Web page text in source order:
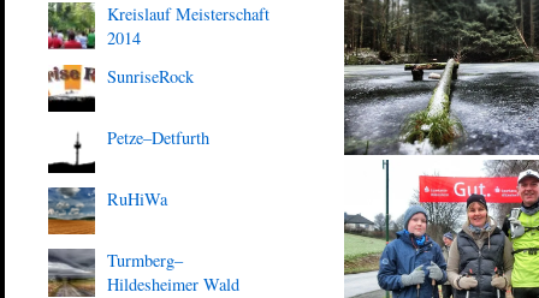
Kreislauf Meisterschaft
2014
SunriseRock
Petze–Detfurth
RuHiWa
Turmberg–
Hildesheimer Wald